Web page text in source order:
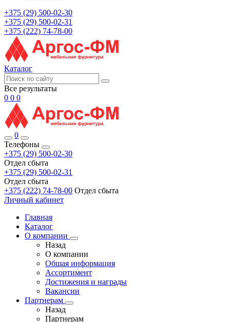
+375 (29) 500-02-30
+375 (29) 500-02-31
+375 (222) 74-78-00
Каталог
Все результаты
0 0 0
0
Телефоны
+375 (29) 500-02-30
Отдел сбыта
+375 (29) 500-02-31
Отдел сбыта
+375 (222) 74-78-00 Отдел сбыта
Личный кабинет
Главная
Каталог
О компании
Назад
О компании
Общая информация
Ассортимент
Достижения и награды
Вакансии
Партнерам
Назад
Партнерам